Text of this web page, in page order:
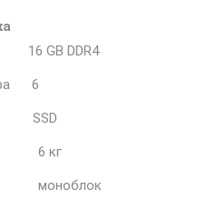
GB DDR4
6
SSD